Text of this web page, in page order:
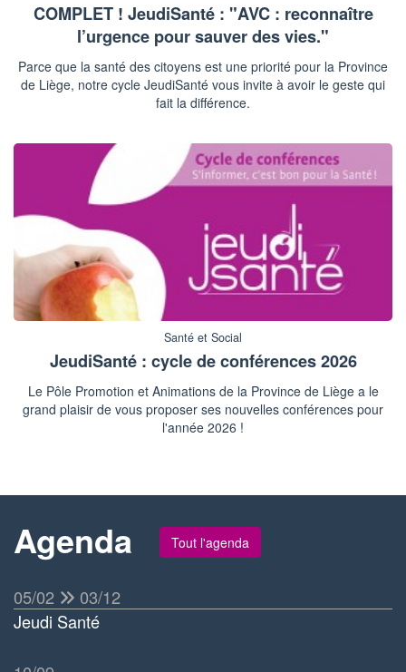
COMPLET ! JeudiSanté : "AVC : reconnaître
l’urgence pour sauver des vies."
Parce que la santé des citoyens est une priorité pour la Province
de Liège, notre cycle JeudiSanté vous invite à avoir le geste qui
fait la différence.
Santé et Social
JeudiSanté : cycle de conférences 2026
Le Pôle Promotion et Animations de la Province de Liège a le
grand plaisir de vous proposer ses nouvelles conférences pour
l'année 2026 !
Agenda Tout l'agenda
05/02
03/12
Jeudi Santé